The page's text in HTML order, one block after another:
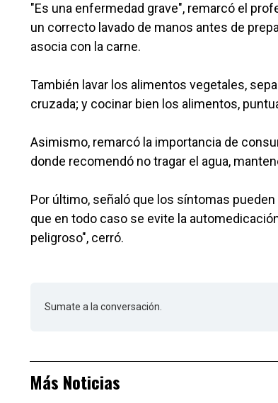
"Es una enfermedad grave", remarcó el
un correcto lavado de manos antes de
asocia con la carne.
También lavar los alimentos vegetales,
cruzada; y cocinar bien los alimentos,
Asimismo, remarcó la importancia de
donde recomendó no tragar el agua,
Por último, señaló que los síntomas
que en todo caso se evite la
peligroso", cerró.
Sumate a la conversación.
Más Noticias